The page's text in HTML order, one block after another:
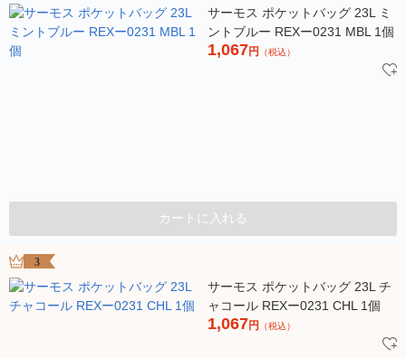
サーモス ポケットバッグ 23L ミ
ントブルー REXー0231 MBL 1個
1,067円 （税込）
カートに入れる
3
サーモス ポケットバッグ 23L チ
ャコール REXー0231 CHL 1個
1,067円 （税込）